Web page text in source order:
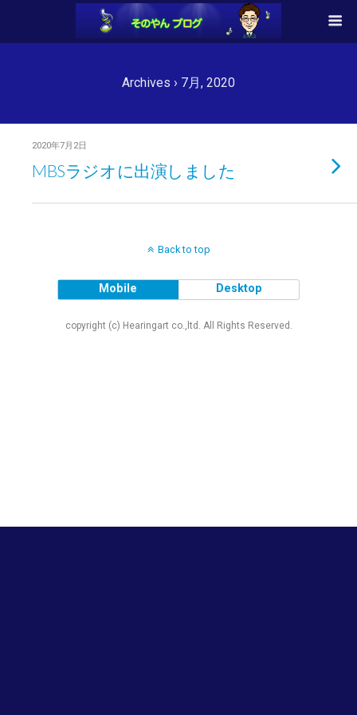
Archives › 7月, 2020
2020年7月2日
MBSラジオに出演しました
Back to top
Mobile Desktop
copyright (c) Hearingart co.,ltd. All Rights Reserved.